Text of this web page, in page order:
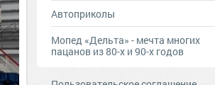
Автоприколы
Мопед «Дельта» - мечта многих
пацанов из 80-х и 90-х годов